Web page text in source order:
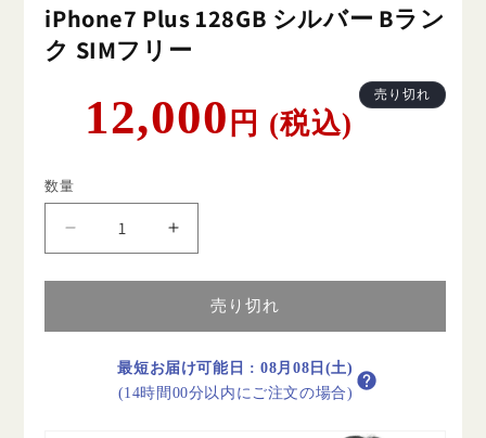
iPhone7 Plus 128GB シルバー Bラン
ク SIMフリー
12,000 円 (税込)
売り切れ
数量
iPhone7
Plus
128GB
ル
iPhone7
Plus
128GB
ル
バ
ー
売り切れ
最短お届け可能日 :08月08日(土)
(14時間00分以内にご注文の場合)